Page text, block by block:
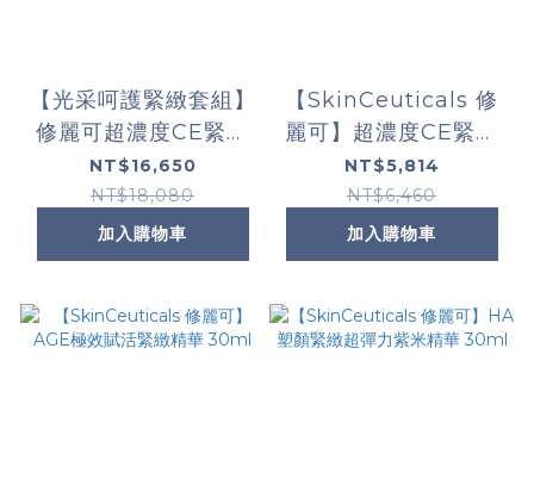
【光采呵護緊緻套組】
修麗可超濃度CE緊緻
修護抗氧化精華+植萃
極速舒緩色修精華
+AGE普拉斯鏈活膚緊
緻霜+ 極致煥白防曬隔
(限定通路)
NT$16,650
NT$18,080
加入購物車
【SkinCeuticals 修
麗可】超濃度CE緊緻
修護抗氧化精華 30ml
NT$5,814
NT$6,460
加入購物車